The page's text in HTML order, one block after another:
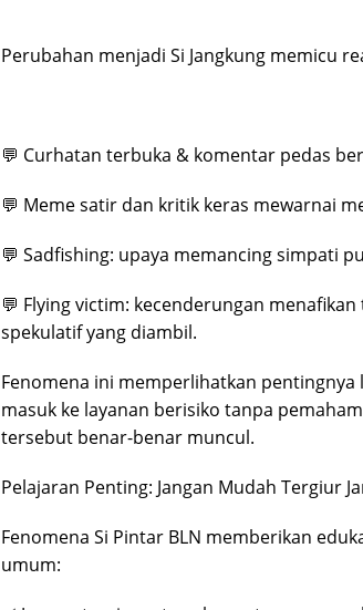
Perubahan menjadi Si Jangkung memicu
💬 Curhatan terbuka & komentar pedas
💬 Meme satir dan kritik keras mewarnai
💬 Sadfishing: upaya memancing simpati
💬 Flying victim: kecenderungan
spekulatif yang diambil.
Fenomena ini memperlihatkan pentingnya
masuk ke layanan berisiko tanpa
tersebut benar-benar muncul.
Pelajaran Penting: Jangan Mudah Tergiur
Fenomena Si Pintar BLN memberikan
umum: